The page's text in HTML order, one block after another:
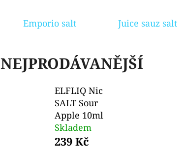
Emporio salt Juice sauz salt
NEJPRODÁVANĚJŠÍ
ELFLIQ Nic
SALT Sour
Apple 10ml
Skladem
239 Kč